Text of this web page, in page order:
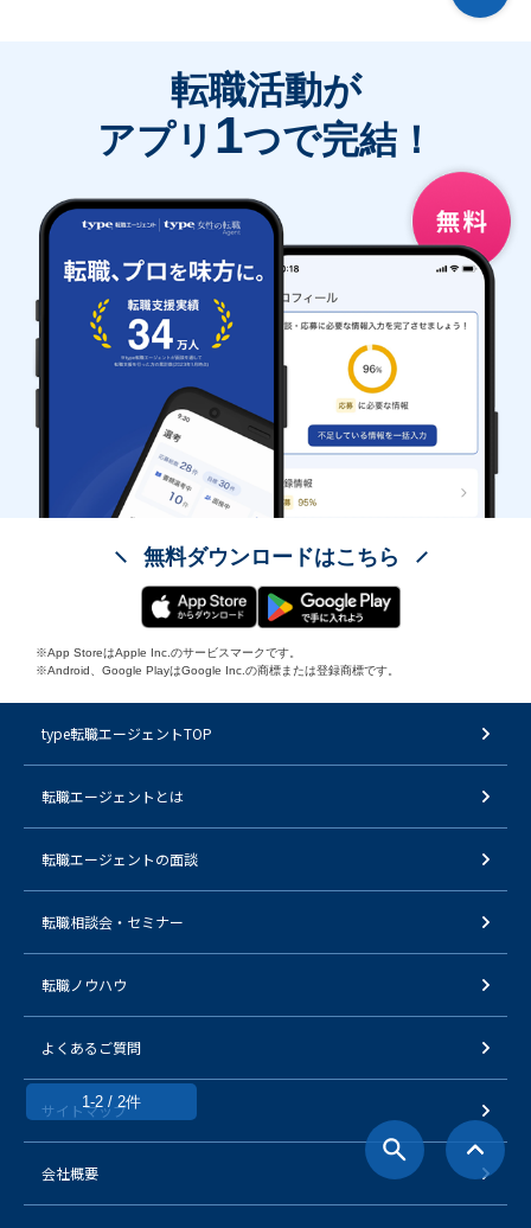
1-2 / 2件
転職活動が
アプリ 1つで完結！
無料ダウンロードはこちら
※App StoreはApple Inc.のサービスマークです。
※Android、Google PlayはGoogle Inc.の商標または登録商標です。
type転職エージェントTOP
転職エージェントとは
転職エージェントの面談
転職相談会・セミナー
転職ノウハウ
よくあるご質問
サイトマップ
会社概要